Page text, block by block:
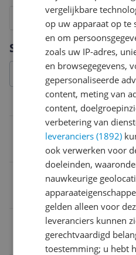
Specificaties
Ingrediënten
CI 77492 (IRON OXIDES)
Kleurcode
Substantie
Cream (substance)
3
Vraag 1
vergelijkbare
op uw apparaat op te
en om
zoals uw IP-adres,
en browsegegevens,
gepersonaliseerde
content, meting van
content,
verbetering van
leveranciers (1892)
ook verwerken voor
doeleinden,
nauwkeurige
gelden alleen voor
leveranciers kunnen
gerechtvaardigd
toestemming; u hebt